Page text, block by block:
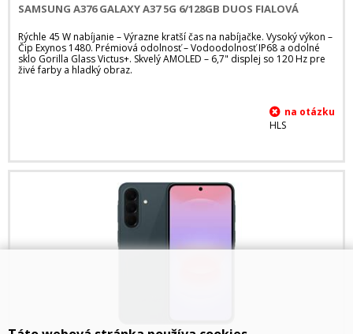
SAMSUNG A376 GALAXY A37 5G 6/128GB DUOS FIALOVÁ
Rýchle 45 W nabíjanie – Výrazne kratší čas na nabíjačke. Vysoký výkon –
Čip Exynos 1480. Prémiová odolnosť – Vodoodolnosť IP68 a odolné
sklo Gorilla Glass Victus+. Skvelý AMOLED – 6,7" displej so 120 Hz pre
živé farby a hladký obraz.
HLS